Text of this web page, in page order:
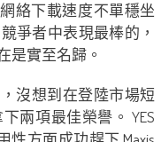
絡下載速度不單穩坐
爭者中表現最棒的，
是實至名歸。
，沒想到在登陸市場短
兩項最佳榮譽。 YES